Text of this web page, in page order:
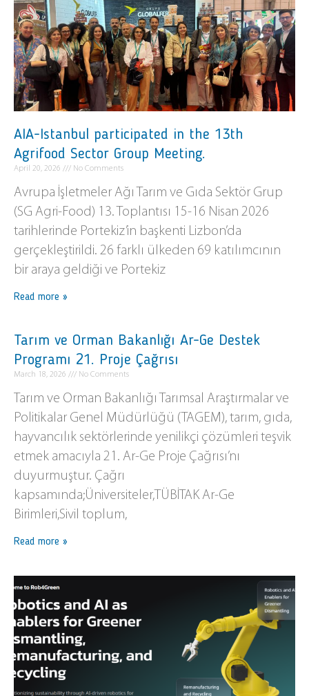
AIA-Istanbul participated in the 13th
Agrifood Sector Group Meeting.
April 20, 2026 No Comments
Avrupa İşletmeler Ağı Tarım ve Gıda Sektör Grup
(SG Agri-Food) 13. Toplantısı 15-16 Nisan 2026
tarihlerinde Portekiz’in başkenti Lizbon’da
gerçekleştirildi. 26 farklı ülkeden 69 katılımcının
bir araya geldiği ve Portekiz
Read more »
Tarım ve Orman Bakanlığı Ar-Ge Destek
Programı 21. Proje Çağrısı
March 18, 2026 No Comments
Tarım ve Orman Bakanlığı Tarımsal Araştırmalar ve
Politikalar Genel Müdürlüğü (TAGEM), tarım, gıda,
hayvancılık sektörlerinde yenilikçi çözümleri teşvik
etmek amacıyla 21. Ar-Ge Proje Çağrısı’nı
duyurmuştur. Çağrı
kapsamında;Üniversiteler,TÜBİTAK Ar-Ge
Birimleri,Sivil toplum,
Read more »